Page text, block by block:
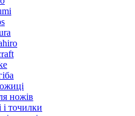
ножів
і точилки